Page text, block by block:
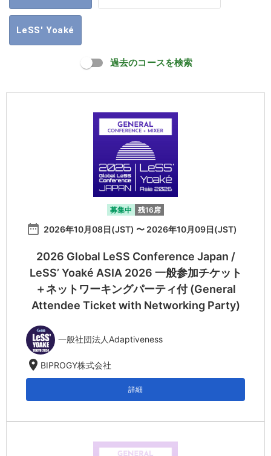
LeSS' Yoaké
過去のコースを検索
募集中 残16席
date_range 2026年10月08日(JST) 〜 2026年10月09日(JST)
2026 Global LeSS Conference Japan /
LeSS’ Yoaké ASIA 2026 一般参加チケット
＋ネットワーキングパーティ付 (General
Attendee Ticket with Networking Party)
一般社団法人Adaptiveness
location_on BIPROGY株式会社
詳細